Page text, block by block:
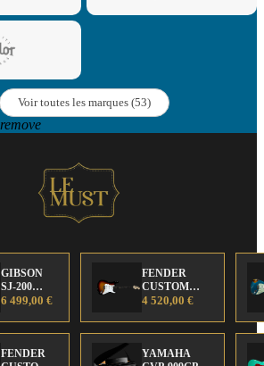
Voir toutes les marques (53)
remove
GIBSON
SJ-200
Anniversary
Edition
6 499,00 €
FENDER
CUSTOM
SHOP Strat 63'
4 520,00 €
FENDER
YAMAHA